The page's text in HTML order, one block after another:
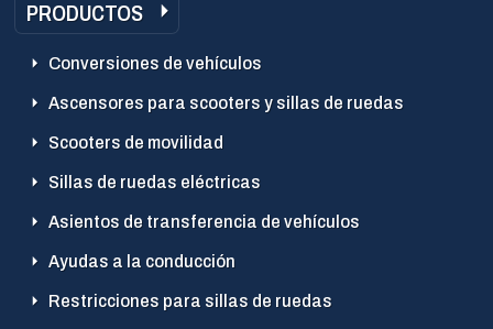
PRODUCTOS
Conversiones de vehículos
Ascensores para scooters y sillas de ruedas
Scooters de movilidad
Sillas de ruedas eléctricas
Asientos de transferencia de vehículos
Ayudas a la conducción
Restricciones para sillas de ruedas